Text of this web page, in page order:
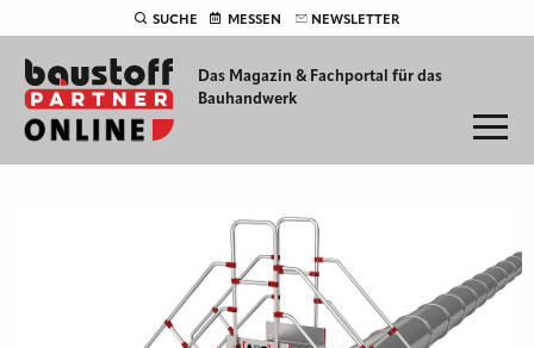
SUCHE MESSEN NEWSLETTER
Das Magazin & Fachportal für das
Bauhandwerk